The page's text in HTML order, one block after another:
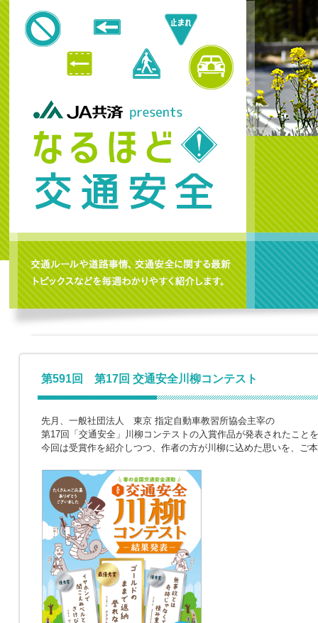
第591回 第17回 交通安全川柳コンテスト
先月、一般社団法人 東京 指定自動車教習所協会主宰の
第17回「交通安全」川柳コンテストの入賞作品が発表されたこと
今回は受賞作を紹介しつつ、作者の方が川柳に込めた思いを、ご